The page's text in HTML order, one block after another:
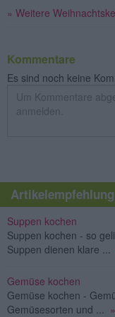
» Weitere
Kommentare
Es sind noch keine
Artikelempfehlung
Suppen kochen
Suppen kochen - so
Suppen dienen klare ...
Gemüse kochen
Gemüse kochen -
Gemüsesorten und ...